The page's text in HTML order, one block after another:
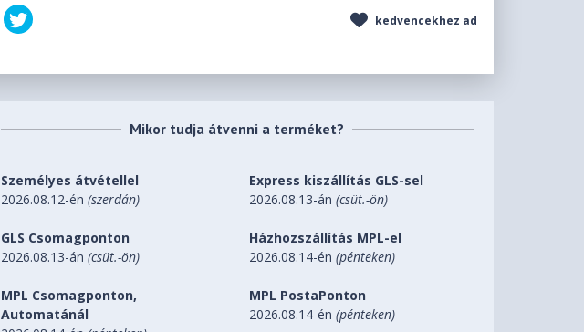
kedvencekhez ad
Mikor tudja átvenni a terméket?
Személyes átvétellel
2026.08.12-én(szerdán)
Express kiszállítás GLS-sel
2026.08.13-án (csüt.-ön)
GLS Csomagponton
2026.08.13-án(csüt.-ön)
Házhozszállítás MPL-el
2026.08.14-én (pénteken)
MPL Csomagponton,
Automatánál
MPL PostaPonton
2026.08.14-én (pénteken)